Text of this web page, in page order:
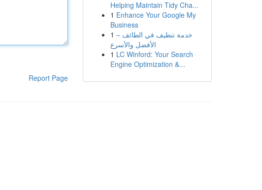
Report Page
Helping Maintain Tidy Cha...
1 Enhance Your Google My
Business
1 خدمة تنظيف في الطائف –
الأفضل والأسرع
1 LC Winford: Your Search
Engine Optimization &...